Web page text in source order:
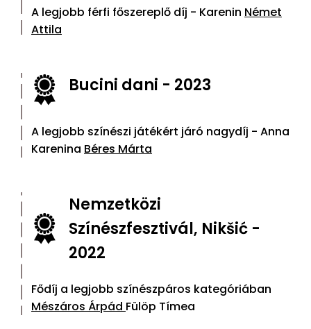
A legjobb férfi főszereplő díj - Karenin Német
Attila
Bucini dani - 2023
A legjobb színészi játékért járó nagydíj - Anna
Karenina Béres Márta
Nemzetközi
Színészfesztivál, Nikšić -
2022
Fődíj a legjobb színészpáros kategóriában
Mészáros Árpád Fülöp Tímea